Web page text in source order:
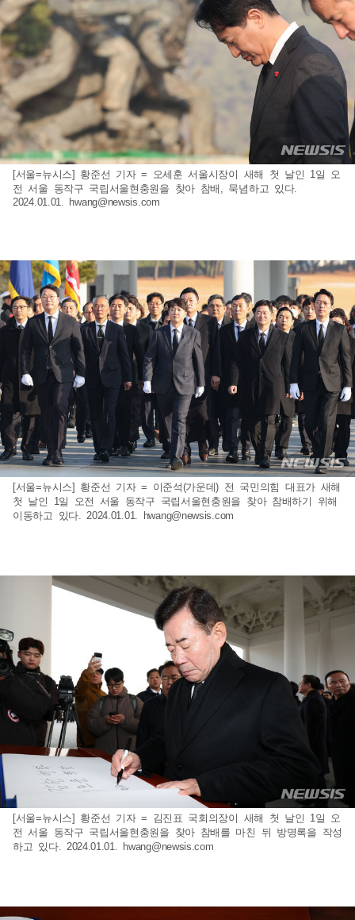
[서울=뉴시스] 황준선 기자 = 오세훈 서울시장이 새해 첫 날인 1일 오
전 서울 동작구 국립서울현충원을 찾아 참배, 묵념하고 있다.
2024.01.01. hwang@newsis.com
[서울=뉴시스] 황준선 기자 = 이준석(가운데) 전 국민의힘 대표가 새해
첫 날인 1일 오전 서울 동작구 국립서울현충원을 찾아 참배하기 위해
이동하고 있다. 2024.01.01.
hwang@newsis.com
[서울=뉴시스] 황준선 기자 = 김진표 국회의장이 새해 첫 날인 1일 오
전 서울 동작구 국립서울현충원을 찾아 참배를 마친 뒤 방명록을 작성
하고 있다. 2024.01.01.
hwang@newsis.com